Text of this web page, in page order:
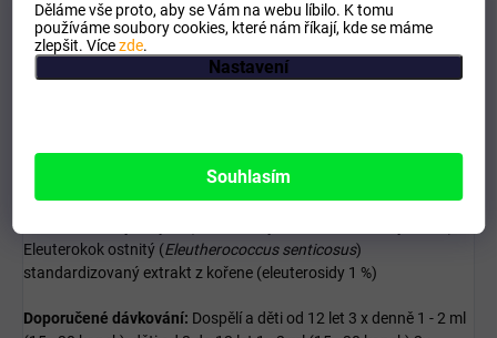
Děláme vše proto, aby se Vám na webu líbilo. K tomu
používáme soubory cookies, které nám říkají, kde se máme
zlepšit. Vícezde.
Nastavení
Souhlasím
Eleuterokok
stand. extrakt
20 -
40
60
- 120
Není stanoveno
Eleuterokok ostnitý (Eleutherococcus senticosus)
standardizovaný extrakt z kořene (eleuterosidy 1 %)
Doporučené dávkování: Dospělí a děti od 12 let 3 x denně 1 - 2 ml